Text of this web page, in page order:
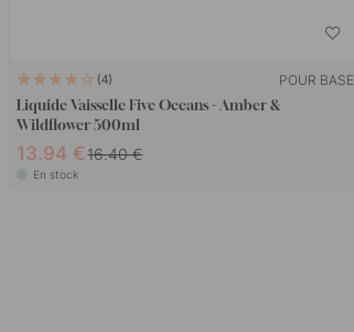
4 POUR BASE
Liquide Vaisselle Five Oceans - Amber &
Wildflower 500ml
13.94 € 16.40 €
En stock